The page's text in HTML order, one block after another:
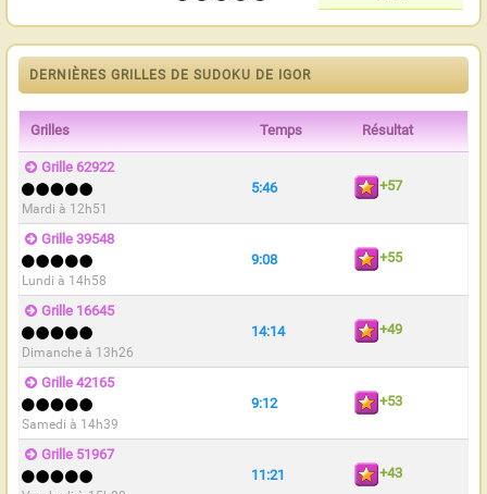
DERNIÈRES GRILLES DE SUDOKU DE IGOR
Grilles Temps Résultat
Grille 62922
Mardi à 12h51
5:46 +57
Grille 39548
Lundi à 14h58
9:08 +55
Grille 16645
Dimanche à 13h26
14:14 +49
Grille 42165
Samedi à 14h39
9:12 +53
Grille 51967
11:21 +43